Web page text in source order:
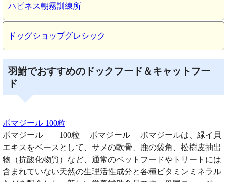
ハピネス朝霧訓練所
ドッグショップグレシック
羽鮒でおすすめのドックフード＆キャットフー
ド
ボマジール 100粒
ボマジール 100粒 ボマジール ボマジールは、緑イ貝
エキスをベースとして、サメの軟骨、鹿の袋角、松樹皮抽出
物（抗酸化物質）など、通常のペットフードやトリートには
含まれていない天然の生理活性成分と各種ビタミンミネラル